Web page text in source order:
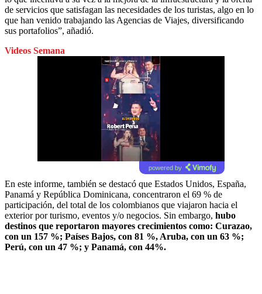
de servicios que satisfagan las necesidades de los turistas, algo en lo
que han venido trabajando las Agencias de Viajes, diversificando
sus portafolios”, añadió.
Videos Semana
powered by
En este informe, también se destacó que Estados Unidos, España,
Panamá y República Dominicana, concentraron el 69 % de
participación, del total de los colombianos que viajaron hacia el
exterior por turismo, eventos y/o negocios. Sin embargo, hubo
destinos que reportaron mayores crecimientos como: Curazao,
con un 157 %; Países Bajos, con 81 %, Aruba, con un 63 %;
Perú, con un 47 %; y Panamá, con 44%.